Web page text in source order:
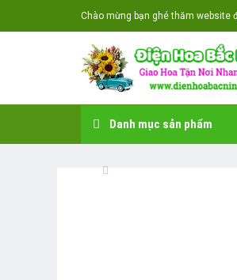
to
Chào mừng bạn ghé thăm website
Danh mục sản phẩm